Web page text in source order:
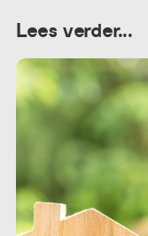
Lees verder...